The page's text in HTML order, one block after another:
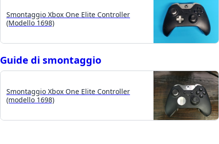
Smontaggio Xbox One Elite Controller
(Modello 1698)
Guide di smontaggio
Smontaggio Xbox One Elite Controller
(modello 1698)